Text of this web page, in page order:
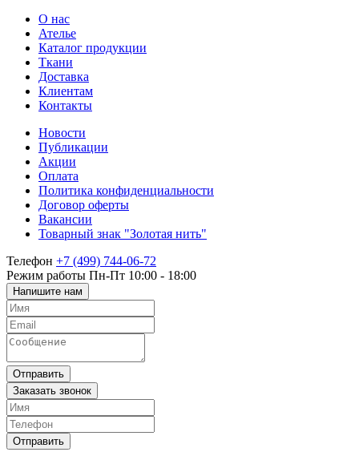
О нас
Ателье
Каталог продукции
Ткани
Доставка
Клиентам
Контакты
Новости
Публикации
Акции
Оплата
Политика конфиденциальности
Договор оферты
Вакансии
Товарный знак "Золотая нить"
Телефон +7 (499) 744-06-72
Режим работы Пн-Пт 10:00 - 18:00
Напишите нам
Отправить
Заказать звонок
Отправить